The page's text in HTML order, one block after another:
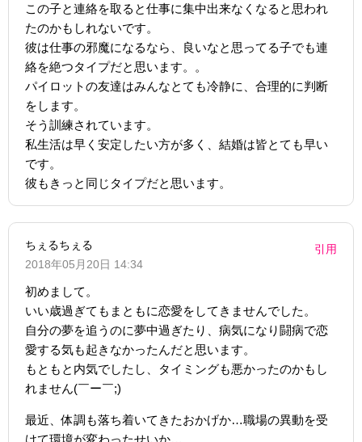
この子と連絡を取ると仕事に集中出来なくなると思われ
たのかもしれないです。
彼は仕事の邪魔になるなら、良いなと思ってる子でも連
絡を絶つタイプだと思います。。
パイロットの友達はみんなとても冷静に、合理的に判断
をします。
そう訓練されています。
私生活は早く安定したい方が多く、結婚は皆とても早い
です。
彼もきっと同じタイプだと思います。
ちぇるちぇる
2018年05月20日 14:34
引用
初めまして。
いい歳過ぎてもまともに恋愛をしてきませんでした。
自分の夢を追うのに夢中過ぎたり、病気になり闘病で恋
愛する気も起きなかったんだと思います。
もともと内気でしたし、タイミングも悪かったのかもし
れません(￣ー￣;)
最近、体調も落ち着いてきたおかげか…職場の異動を受
けて環境が変わったせいか…